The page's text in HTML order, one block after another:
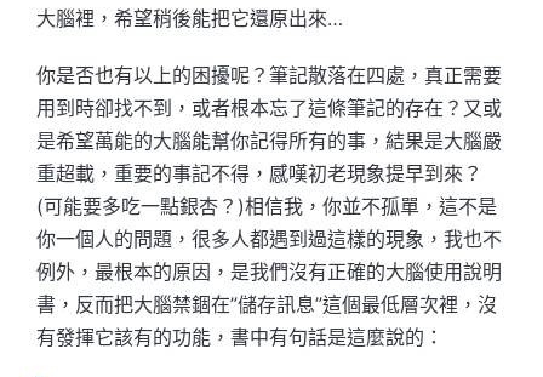
大腦裡，希望稍後能把它還原出來…
你是否也有以上的困擾呢？筆記散落在四處，真正需要
用到時卻找不到，或者根本忘了這條筆記的存在？又或
是希望萬能的大腦能幫你記得所有的事，結果是大腦嚴
重超載，重要的事記不得，感嘆初老現象提早到來？
(可能要多吃一點銀杏？)相信我，你並不孤單，這不是
你一個人的問題，很多人都遇到過這樣的現象，我也不
例外，最根本的原因，是我們沒有正確的大腦使用說明
書，反而把大腦禁錮在”儲存訊息”這個最低層次裡，沒
有發揮它該有的功能，書中有句話是這麼說的：